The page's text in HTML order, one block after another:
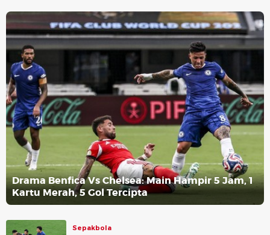
Drama Benfica Vs Chelsea: Main Hampir 5 Jam, 1
Kartu Merah, 5 Gol Tercipta
Sepakbola